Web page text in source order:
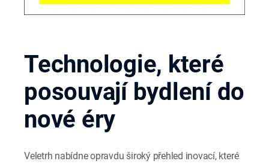
Technologie, které
posouvají bydlení do
nové éry
Veletrh nabídne opravdu široký přehled inovací, které